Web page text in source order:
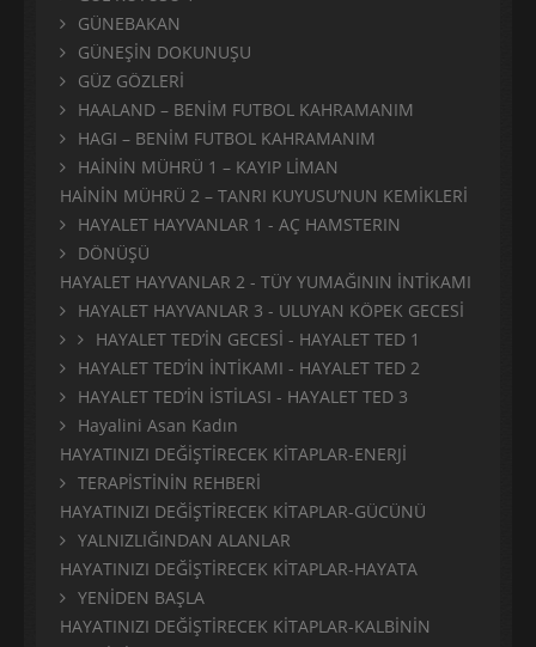
GÜNEBAKAN
GÜNEŞİN DOKUNUŞU
GÜZ GÖZLERİ
HAALAND – BENİM FUTBOL KAHRAMANIM
HAGI – BENİM FUTBOL KAHRAMANIM
HAİNİN MÜHRÜ 1 – KAYIP LİMAN
HAİNİN MÜHRÜ 2 – TANRI KUYUSU’NUN KEMİKLERİ
HAYALET HAYVANLAR 1 - AÇ HAMSTERIN
DÖNÜŞÜ
HAYALET HAYVANLAR 2 - TÜY YUMAĞININ İNTİKAMI
HAYALET HAYVANLAR 3 - ULUYAN KÖPEK GECESİ
HAYALET TED’İN GECESİ - HAYALET TED 1
HAYALET TED’İN İNTİKAMI - HAYALET TED 2
HAYALET TED’İN İSTİLASI - HAYALET TED 3
Hayalini Asan Kadın
HAYATINIZI DEĞİŞTİRECEK KİTAPLAR-ENERJİ
TERAPİSTİNİN REHBERİ
HAYATINIZI DEĞİŞTİRECEK KİTAPLAR-GÜCÜNÜ
YALNIZLIĞINDAN ALANLAR
HAYATINIZI DEĞİŞTİRECEK KİTAPLAR-HAYATA
YENİDEN BAŞLA
HAYATINIZI DEĞİŞTİRECEK KİTAPLAR-KALBİNİN